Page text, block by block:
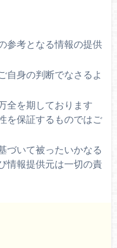
参考となる情報の提供
自身の判断でなさるよ
全を期しております
を保証するものではご
づいて被ったいかなる
情報提供元は一切の責